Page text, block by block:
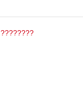
????????